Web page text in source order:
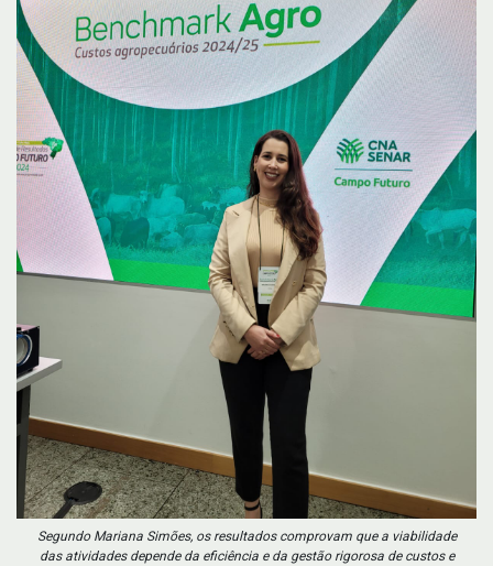
Segundo Mariana Simões, os resultados comprovam que a viabilidade
das atividades depende da eficiência e da gestão rigorosa de custos e